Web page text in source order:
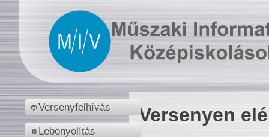
Versenyfelhívás
Lebonyolítás
Versenyen